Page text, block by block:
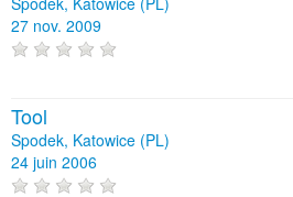
27 nov. 2009
Tool
Spodek, Katowice (PL)
24 juin 2006